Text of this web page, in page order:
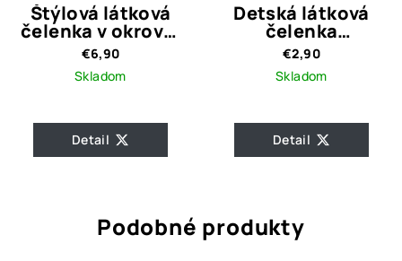
Štýlová látková
čelenka v okrovej
farbe
€6,90
Skladom
Detail
Detská látková
čelenka
svetloružová s
labuťami
€2,90
Skladom
Detail
Podobné produkty